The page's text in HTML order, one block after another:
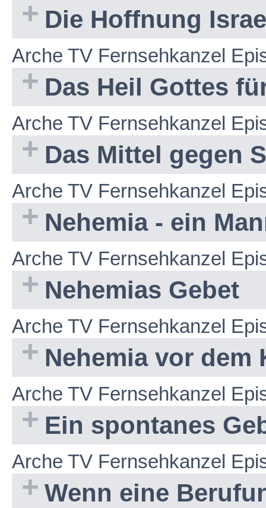
Die Hoffnung
Arche TV Fernsehkanzel
Das Heil Gottes
Arche TV Fernsehkanzel
Das Mittel gegen
Arche TV Fernsehkanzel
Nehemia - ein
Arche TV Fernsehkanzel
Nehemias Gebet
Arche TV Fernsehkanzel
Nehemia vor
Arche TV Fernsehkanzel
Ein spontanes
Arche TV Fernsehkanzel
Wenn eine